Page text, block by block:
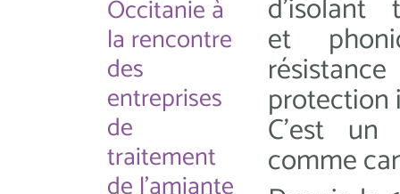
Occitanie à
la rencontre
des
entreprises
de
traitement
d'isolant
et
protection
C'est un
comme